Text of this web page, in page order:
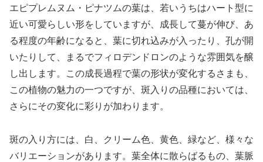
エピプレムヌム・ピナツムの葉は、若いうちはハート型に
近い可愛らしい形をしていますが、成長して蔓が伸び、あ
る程度の年齢になると、葉に切れ込みが入ったり、孔が開
いたりして、まるでフィロデンドロンのような雰囲気を醸
し出します。この成長過程で葉の形状が変化するさまも、
この植物の魅力の一つですが、斑入りの品種においては、
さらにその変化に彩りが加わります。
斑の入り方には、白、クリーム色、黄色、緑など、様々な
バリエーションがあります。葉全体に散らばるもの、葉脈